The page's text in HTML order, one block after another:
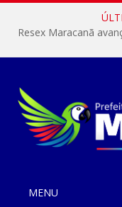
MENU